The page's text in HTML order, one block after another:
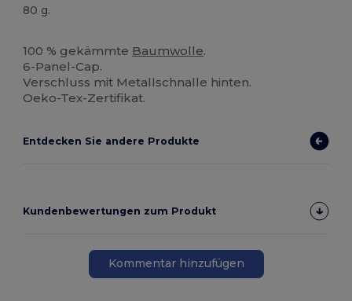
80 g.
100 % gekämmte Baumwolle.
6-Panel-Cap.
Verschluss mit Metallschnalle hinten.
Oeko-Tex-Zertifikat.
Entdecken Sie andere Produkte
Kundenbewertungen zum Produkt
Kommentar hinzufügen